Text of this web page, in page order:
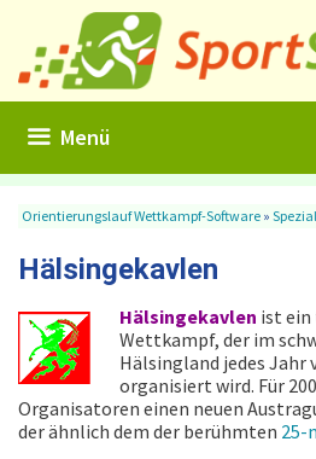
springen
Menü
Orientierungslauf Wettkampf-Software »
Hälsingekavlen
Hälsingekavlen ist
Wettkampf, der im
Hälsingland jedes Jahr
organisiert wird. Für
Organisatoren einen neuen
der ähnlich dem der berühmten 25-